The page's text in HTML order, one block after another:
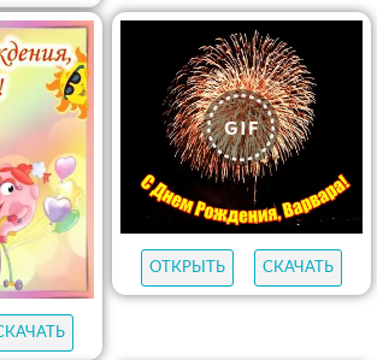
СКАЧАТЬ
ОТКРЫТЬ СКАЧАТЬ